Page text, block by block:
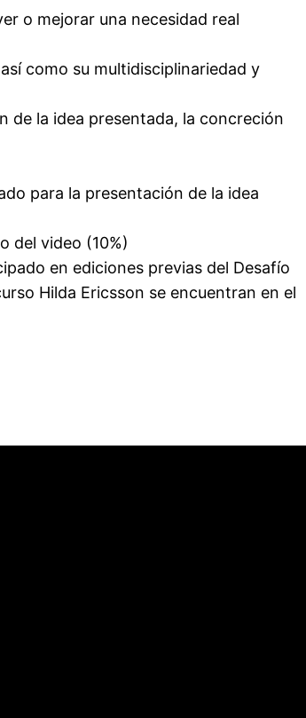
o mejorar una necesidad real
como su multidisciplinariedad y
de la idea presentada, la concreción
para la presentación de la idea
del video (10%)
en ediciones previas del Desafío
Hilda Ericsson se encuentran en el